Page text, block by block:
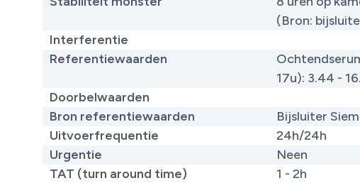
(Bron:
Interferentie
Referentiewaarden
17u): 3.44 -
Doorbelwaarden
Bron referentiewaarden
Bijsluiter
Uitvoerfrequentie
24h/24h
Urgentie
Neen
TAT (turn around time)
1 - 2h